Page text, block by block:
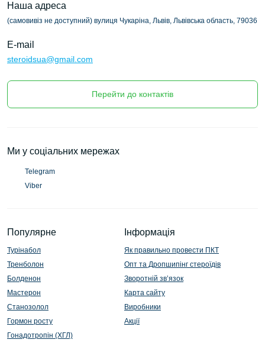
Наша адреса
(самовивіз не доступний) вулиця Чукаріна, Львів, Львівська область, 79036
E-mail
steroidsua@gmail.com
Перейти до контактів
Популярне
Турінабол
Тренболон
Болденон
Мастерон
Станозолол
Гормон росту
Гонадотропін (ХГЛ)
Інформація
Як правильно провести ПКТ
Опт та Дропшипінг стероїдів
Зворотній зв’язок
Карта сайту
Виробники
Акції
Ми у соціальних мережах
Telegram
Viber